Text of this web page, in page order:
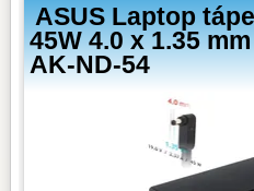
ASUS Laptop
45W 4.0 x 1.35
AK-ND-54